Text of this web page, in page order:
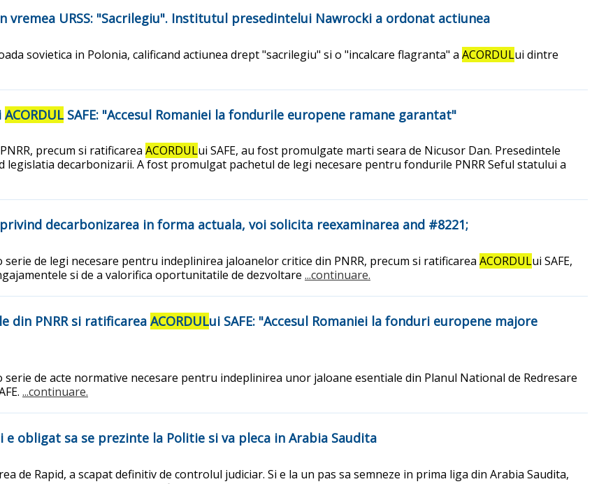
URSS: "Sacrilegiu". Institutul presedintelui Nawrocki a ordonat actiunea
sovietica in Polonia, calificand actiunea drept "sacrilegiu" si o "incalcare flagranta" a ACORDULui dintre
ACORDUL SAFE: "Accesul Romaniei la fondurile europene ramane garantat"
precum si ratificarea ACORDULui SAFE, au fost promulgate marti seara de Nicusor Dan. Presedintele
decarbonizarii. A fost promulgat pachetul de legi necesare pentru fondurile PNRR Seful statului a
decarbonizarea in forma actuala, voi solicita reexaminarea and #8221;
de legi necesare pentru indeplinirea jaloanelor critice din PNRR, precum si ratificarea ACORDULui SAFE,
si de a valorifica oportunitatile de dezvoltare ...continuare.
din PNRR si ratificarea ACORDULui SAFE: "Accesul Romaniei la fonduri europene majore
de acte normative necesare pentru indeplinirea unor jaloane esentiale din Planul National de Redresare
...continuare.
obligat sa se prezinte la Politie si va pleca in Arabia Saudita
de Rapid, a scapat definitiv de controlul judiciar. Si e la un pas sa semneze in prima liga din Arabia Saudita,